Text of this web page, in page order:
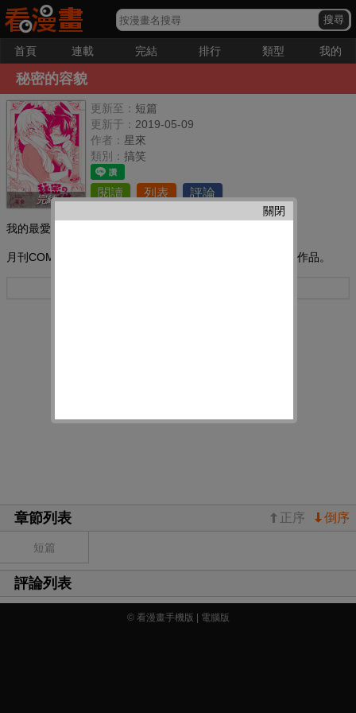
首頁 連載 完結 排行 類型 我的
秘密的容貌
完結
更新至： 短篇
更新于： 2019-05-09
作者： 星來
類別： 搞笑
閱讀 列表 評論
我的最愛：
月刊COMIC ZENON 2016年7月號「PUSH！」第66彈短篇作品。
章節列表 倒序
正序
短篇
評論列表
關閉
© 看漫畫手機版 | 電腦版